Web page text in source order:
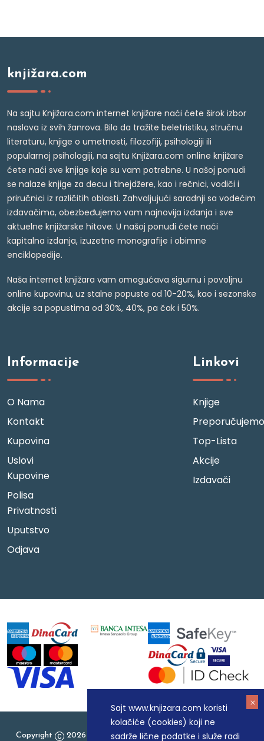
Sajt www.knjizara.com koristi
kolačiće (cookies) koji ne
sadrže lične podatke i služe radi
knjižara.com
Na sajtu Knjižara.com internet knjižare naći ćete širok izbor
naslova iz svih žanrova. Bilo da tražite beletristiku, stručnu
literaturu, knjige o umetnosti, filozofiji, psihologiji ili
popularnoj psihologiji, na sajtu Knjižara.com online knjižare
ćete naći sve knjige koje su vam potrebne. U našoj ponudi
se nalaze knjige za decu i tinejdžere, kao i rečnici, vodiči i
priručnici iz različitih oblasti. Zahvaljujući saradnji sa vodećim
izdavačima, obezbeđujemo vam najnovija izdanja i sve
aktuelne knjižarske hitove. U našoj ponudi ćete naći
kapitalna izdanja, izuzetne monografije i obimne
enciklopedije.
Naša internet knjižara vam omogućava sigurnu i povoljnu
online kupovinu, uz stalne popuste od 10-20%, kao i sezonske
akcije sa popustima od 30%, 40%, pa čak i 50%.
Informacije
O Nama
Kontakt
Kupovina
Uslovi
Kupovine
Polisa
Privatnosti
Uputstvo
Odjava
Linkovi
Knjige
Preporučujemo
Top-Lista
Akcije
Izdavači
Copyright 2026 Knjizara.com - MAKART DOO BEOGRAD